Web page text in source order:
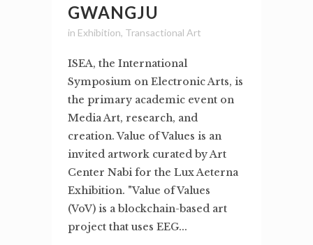
GWANGJU
in Exhibition, Transactional Art
ISEA, the International
Symposium on Electronic Arts, is
the primary academic event on
Media Art, research, and
creation. Value of Values is an
invited artwork curated by Art
Center Nabi for the Lux Aeterna
Exhibition. "Value of Values
(VoV) is a blockchain-based art
project that uses EEG...